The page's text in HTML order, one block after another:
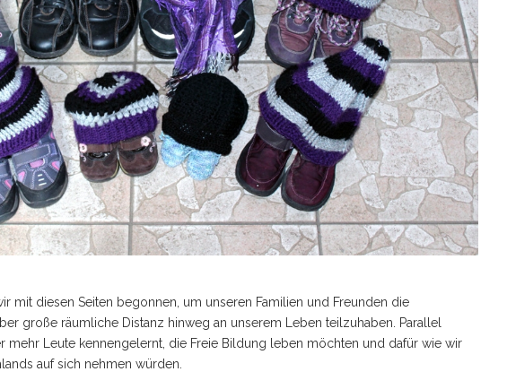
mit diesen Seiten begonnen, um unseren Familien und Freunden die
große räumliche Distanz hinweg an unserem Leben teilzuhaben. Parallel
mehr Leute kennengelernt, die Freie Bildung leben möchten und dafür wie wir
auf sich nehmen würden.